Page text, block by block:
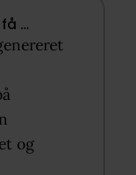
…​
og